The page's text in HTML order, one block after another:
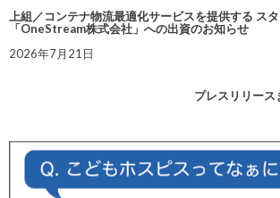
上組／コンテナ物流最適化サービスを提供する ス
「OneStream株式会社」への出資のお知らせ
2026年7月21日
プレスリリー